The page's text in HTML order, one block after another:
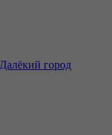
Далёкий город